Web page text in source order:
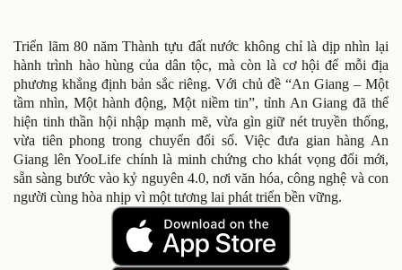
Triển lãm 80 năm Thành tựu đất nước không chỉ là dịp nhìn lại
hành trình hào hùng của dân tộc, mà còn là cơ hội để mỗi địa
phương khẳng định bản sắc riêng. Với chủ đề “An Giang – Một
tầm nhìn, Một hành động, Một niềm tin”, tỉnh An Giang đã thể
hiện tinh thần hội nhập mạnh mẽ, vừa gìn giữ nét truyền thống,
vừa tiên phong trong chuyển đổi số. Việc đưa gian hàng An
Giang lên YooLife chính là minh chứng cho khát vọng đổi mới,
sẵn sàng bước vào kỷ nguyên 4.0, nơi văn hóa, công nghệ và con
người cùng hòa nhịp vì một tương lai phát triển bền vững.